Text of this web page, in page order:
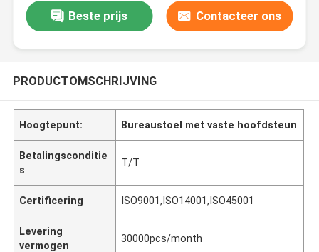
Beste prijs Contacteer ons
PRODUCTOMSCHRIJVING
Hoogtepunt: Bureaustoel met vaste hoofdsteun
Betalingsconditie
s
T/T
Certificering ISO9001,ISO14001,ISO45001
Levering
vermogen
30000pcs/month